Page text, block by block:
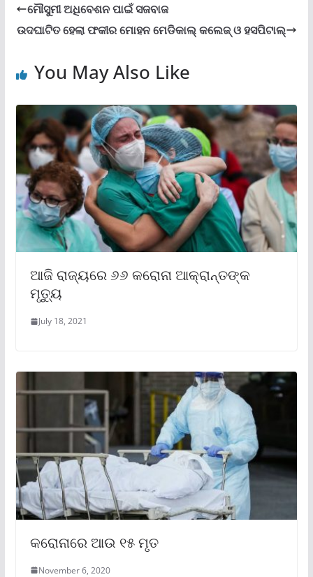
ମୌସୁମୀ ଅଧିବେଶନ ପାଇଁ ସଜବାଜ
ଉଦଘାଟିତ ହେଲା ଫକୀର ମୋହନ ମେଡିକାଲ୍ କଲେଜ୍‌ ଓ ହସପିଟାଲ୍‌
You May Also Like
ଆଜି ରାଜ୍ୟରେ ୬୬ କରୋନା ଆକ୍ରାନ୍ତଙ୍କ
ମୃତ୍ୟୁ
July 18, 2021
କରୋନାରେ ଆଉ ୧୫ ମୃତ
November 6, 2020